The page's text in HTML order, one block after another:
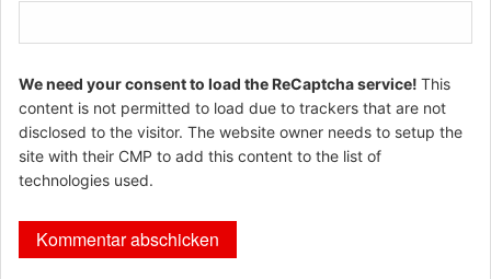
We need your consent to load the ReCaptcha service! This
content is not permitted to load due to trackers that are not
disclosed to the visitor. The website owner needs to setup the
site with their CMP to add this content to the list of
technologies used.